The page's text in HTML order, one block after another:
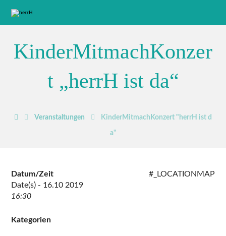
KinderMitmachKonzer
t „herrH ist da“
Veranstaltungen KinderMitmachKonzert "herrH ist d
a"
#_LOCATIONMAP
Datum/Zeit
Date(s) - 16.10 2019
16:30
Kategorien